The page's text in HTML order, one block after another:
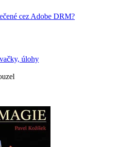
cez Adobe DRM?
úlohy